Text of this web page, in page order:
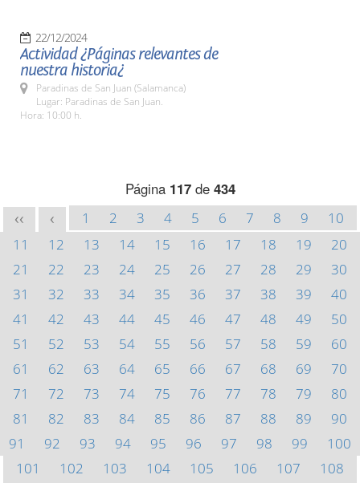
22/12/2024
Actividad ¿Páginas relevantes de
nuestra historia¿
Paradinas de San Juan (Salamanca)
Lugar: Paradinas de San Juan.
Hora: 10:00 h.
Página 117de 434
<< < 1 2 3 4 5 6 7 8 9
10
11
12 13 14 15 16 17 18 19
20
21
22 23 24 25 26 27 28 29
30
31
32 33 34 35 36 37 38 39
40
41
42 43 44 45 46 47 48 49
50
51
52 53 54 55 56 57 58 59
60
61
62 63 64 65 66 67 68 69
70
71
72 73 74 75 76 77 78 79
80
81
82 83 84 85 86 87 88 89
90
91
92 93 94 95 96 97 98 99
100
101
102 103 104 105 106 107
108